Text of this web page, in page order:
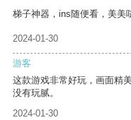
梯子神器，ins随便看，美美
2024-01-30
游客
这款游戏非常好玩，画面精
没有玩腻。
2024-01-30